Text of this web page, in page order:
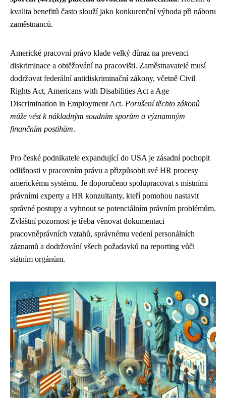
kvalita benefitů často slouží jako konkurenční výhoda při náboru
zaměstnanců.
Americké pracovní právo klade velký důraz na prevenci
diskriminace a obtěžování na pracovišti. Zaměstnavatelé musí
dodržovat federální antidiskriminační zákony, včetně Civil
Rights Act, Americans with Disabilities Act a Age
Discrimination in Employment Act. Porušení těchto zákonů
může vést k nákladným soudním sporům a významným
finančním postihům.
Pro české podnikatele expandující do USA je zásadní pochopit
odlišnosti v pracovním právu a přizpůsobit své HR procesy
americkému systému. Je doporučeno spolupracovat s místními
právními experty a HR konzultanty, kteří pomohou nastavit
správné postupy a vyhnout se potenciálním právním problémům.
Zvláštní pozornost je třeba věnovat dokumentaci
pracovněprávních vztahů, správnému vedení personálních
záznamů a dodržování všech požadavků na reporting vůči
státním orgánům.